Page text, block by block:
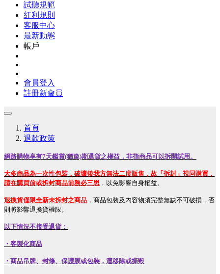
試聽規範
紅利規則
客服中心
最新動態
帳戶
會員登入
註冊新會員
首頁
退款政策
網路購物享有7天鑑賞(猶豫)期退貨之權益，非指商品可以拆開試用。
大多商品為一次性包裝，破壞後我方無法二度販售，故「拆封」視同購買，
請在購買前或拆封商品前務必三思 ，以免影響自身權益。
退換貨僅限全新未拆封之商品 ，商品包裝及內容物須完整無缺不可破損，否
則將影響退換貨權限。
以下情況不接受退貨：
・ 客製化商品
・ 商品吊牌、封條、保護膜或包裝，遭移除或撕毀